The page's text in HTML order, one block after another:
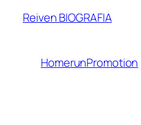
Reiven BIOGRAFIA
HomerunPromotion